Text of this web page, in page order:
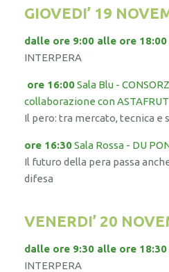
GIOVEDI’ 19
dalle ore 9:00 alle ore 18:00
INTERPERA
ore 16:00Sala Blu -
collaborazione con
Il pero: tra mercato, tecnica e
ore 16:30Sala Rossa - DU
Il futuro della pera passa
difesa
VENERDI’ 20
dalle ore 9:30 alle ore 18:30
INTERPERA